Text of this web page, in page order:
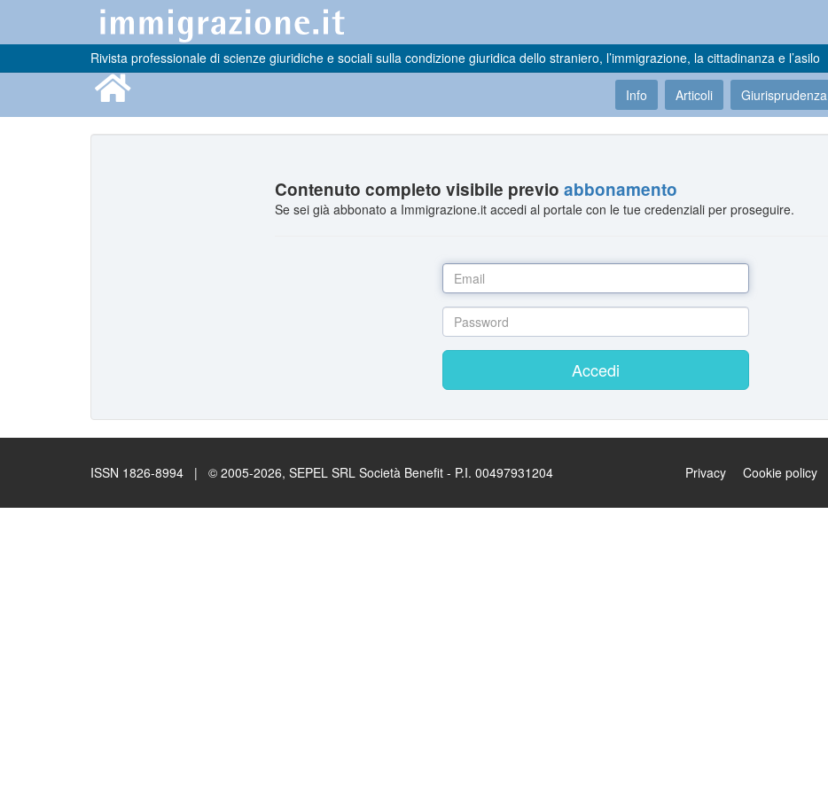
Rivista professionale di scienze giuridiche e sociali sulla condizione giuridica dello straniero, l’immigrazione, la cittadinanza e l’asilo
Info Articoli Giurisprudenza
Contenuto completo visibile previoabbonamento
Se sei già abbonato a Immigrazione.it accedi al portale con le tue credenziali per proseguire.
Accedi
ISSN 1826-8994 | © 2005-2026, SEPEL SRL Società Benefit - P.I. 00497931204 Privacy Cookie policy